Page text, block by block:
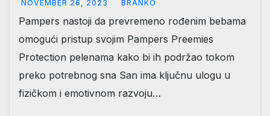
NOVEMBER 26, 2023 BRANKO
Pampers nastoji da prevremeno rođenim bebama
omogući pristup svojim Pampers Preemies
Protection pelenama kako bi ih podržao tokom
preko potrebnog sna San ima ključnu ulogu u
fizičkom i emotivnom razvoju…